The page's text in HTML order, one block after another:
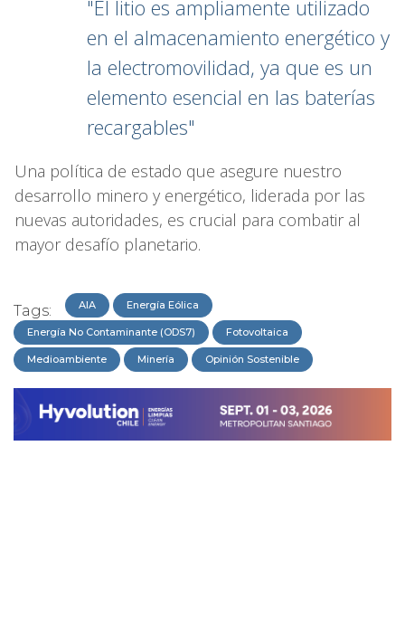
"El litio es ampliamente utilizado
en el almacenamiento energético y
la electromovilidad, ya que es un
elemento esencial en las baterías
recargables"
Una política de estado que asegure nuestro
desarrollo minero y energético, liderada por las
nuevas autoridades, es crucial para combatir al
mayor desafío planetario.
Tags: AIA Energía Eólica
Energía No Contaminante (ODS7) Fotovoltaica
Medioambiente Minería Opinión Sostenible